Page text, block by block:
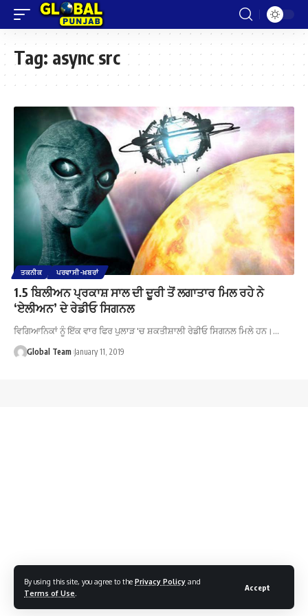
By using this site, you agree to the Privacy Policy and
Terms of Use
Accept
Tag: async src
ਤਕਨੀਕ ਪਰਵਾਸੀ-ਖ਼ਬਰਾਂ
1.5 ਬਿਲੀਅਨ ਪ੍ਰਕਾਸ਼ ਸਾਲ ਦੀ ਦੂਰੀ ਤੋਂ ਲਗਾਤਾਰ ਮਿਲ ਰਹੇ ਨੇ
‘ਏਲੀਅਨ’ ਦੇ ਰੇਡੀਓ ਸਿਗਨਲ
ਵਿਗਿਆਨਿਕਾਂ ਨੂੰ ਇੱਕ ਵਾਰ ਫਿਰ ਪੁਲਾੜ 'ਚ ਸ਼ਕਤੀਸ਼ਾਲੀ ਰੇਡੀਓ ਸਿਗਨਲ ਮਿਲੇ ਹਨ।…
Global Team January 11, 2019